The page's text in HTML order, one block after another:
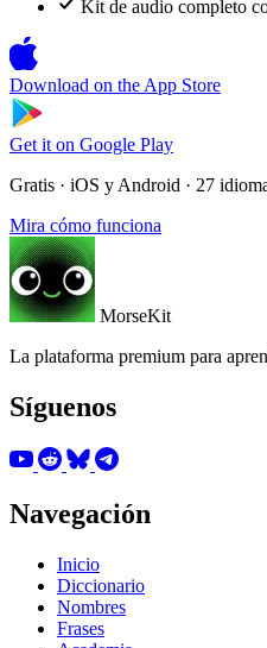
Kit de audio completo
Download on the App Store
Get it on Google Play
Gratis · iOS y Android · 27
Mira cómo funciona
MorseKit
La plataforma premium para
Síguenos
Navegación
Inicio
Diccionario
Nombres
Frases